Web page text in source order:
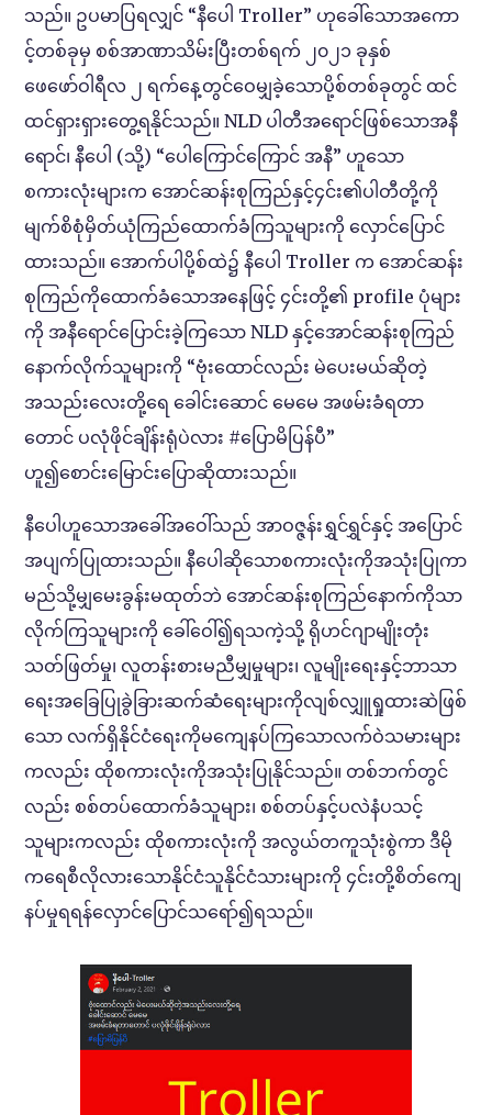
သည်။ ဥပမာပြရလျှင် “နီပေါ Troller” ဟုခေါ်သောအကော
င့်တစ်ခုမှ စစ်အာဏာသိမ်းပြီးတစ်ရက် ၂၀၂၁ ခုနှစ်
ဖေဖော်ဝါရီလ ၂ ရက်နေ့တွင်ဝေမျှခဲ့သောပို့စ်တစ်ခုတွင် ထင်
ထင်ရှားရှားတွေ့ရနိုင်သည်။ NLD ပါတီအရောင်ဖြစ်သောအနီ
ရောင်၊ နီပေါ (သို့) “ပေါကြောင်ကြောင် အနီ” ဟူသော
စကားလုံးများက အောင်ဆန်းစုကြည်နှင့်၄င်း၏ပါတီတို့ကို
မျက်စိစုံမှိတ်ယုံကြည်ထောက်ခံကြသူများကို လှောင်ပြောင်
ထားသည်။ အောက်ပါပို့စ်ထဲ၌ နီပေါ Troller က အောင်ဆန်း
စုကြည်ကိုထောက်ခံသောအနေဖြင့် ၄င်းတို့၏ profile ပုံများ
ကို အနီရောင်ပြောင်းခဲ့ကြသော NLD နှင့်အောင်ဆန်းစုကြည်
နောက်လိုက်သူများကို “ဗုံးထောင်လည်း မဲပေးမယ်ဆိုတဲ့
အသည်းလေးတို့ရေ ခေါင်းဆောင် မေမေ အဖမ်းခံရတာ
တောင် ပလုံဖိုင်ချိန်းရုံပဲလား #ပြောမိပြန်ပီ”
ဟူ၍စောင်းမြောင်းပြောဆိုထားသည်။
နီပေါဟူသောအခေါ်အဝေါ်သည် အာဝဇ္ဇန်းရွှင်ရွှင်နှင့် အပြောင်
အပျက်ပြုထားသည်။ နီပေါဆိုသောစကားလုံးကိုအသုံးပြုကာ
မည်သို့မျှမေးခွန်းမထုတ်ဘဲ အောင်ဆန်းစုကြည်နောက်ကိုသာ
လိုက်ကြသူများကို ခေါ်ဝေါ်၍ရသကဲ့သို့ ရိုဟင်ဂျာမျိုးတုံး
သတ်ဖြတ်မှု၊ လူတန်းစားမညီမျှမှုများ၊ လူမျိုးရေးနှင့်ဘာသာ
ရေးအခြေပြုခွဲခြားဆက်ဆံရေးများကိုလျစ်လျှူရှုထားဆဲဖြစ်
သော လက်ရှိနိုင်ငံရေးကိုမကျေနပ်ကြသောလက်ဝဲသမားများ
ကလည်း ထိုစကားလုံးကိုအသုံးပြုနိုင်သည်။ တစ်ဘက်တွင်
လည်း စစ်တပ်ထောက်ခံသူများ၊ စစ်တပ်နှင့်ပလဲနံပသင့်
သူများကလည်း ထိုစကားလုံးကို အလွယ်တကူသုံးစွဲကာ ဒီမို
ကရေစီလိုလားသောနိုင်ငံသူနိုင်ငံသားများကို ၄င်းတို့စိတ်ကျေ
နပ်မှုရရန်လှောင်ပြောင်သရော်၍ရသည်။